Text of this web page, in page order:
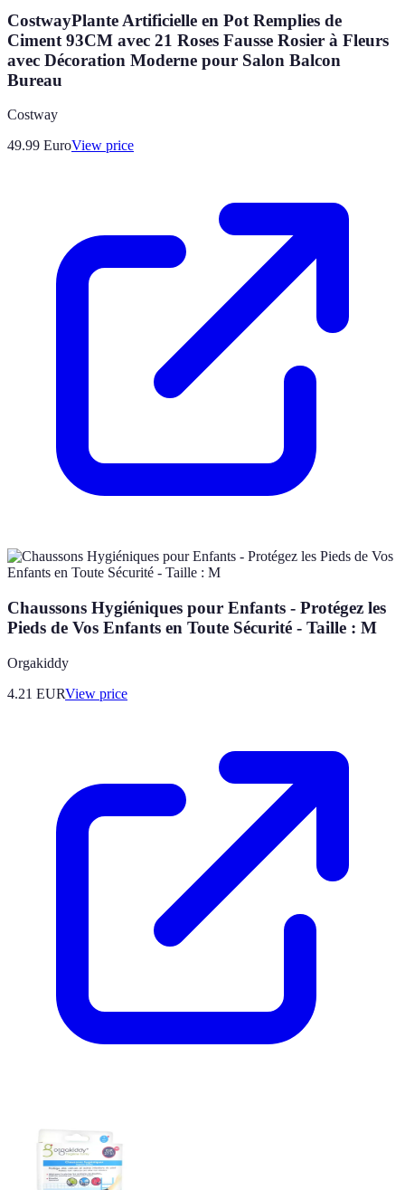
CostwayPlante Artificielle en Pot Remplies de
Ciment 93CM avec 21 Roses Fausse Rosier à Fleurs
avec Décoration Moderne pour Salon Balcon
Bureau
Costway
49.99 EuroView price
Chaussons Hygiéniques pour Enfants - Protégez les
Pieds de Vos Enfants en Toute Sécurité - Taille : M
Orgakiddy
4.21 EURView price